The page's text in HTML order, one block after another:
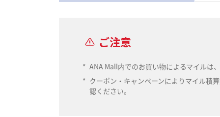
ご注意
* ANA Mall内でのお買い物によるマイルは
* クーポン・キャンペーンによりマイル積
認ください。